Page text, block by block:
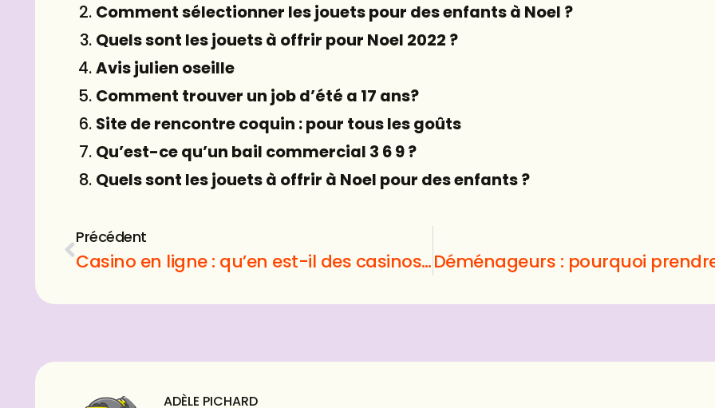
Comment sélectionner les jouets pour des enfants à Noel ?
Quels sont les jouets à offrir pour Noel 2022 ?
Avis julien oseille
Comment trouver un job d’été a 17 ans?
Site de rencontre coquin : pour tous les goûts
Qu’est-ce qu’un bail commercial 3 6 9 ?
Quels sont les jouets à offrir à Noel pour des enfants ?
Précédent
Casino en ligne : qu’en est-il des casinos gratuits ?
ADÈLE PICHARD